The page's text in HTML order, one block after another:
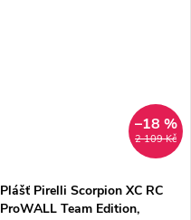
2 109 Kč
–18 %
Plášť Pirelli Scorpion XC RC
ProWALL Team Edition,